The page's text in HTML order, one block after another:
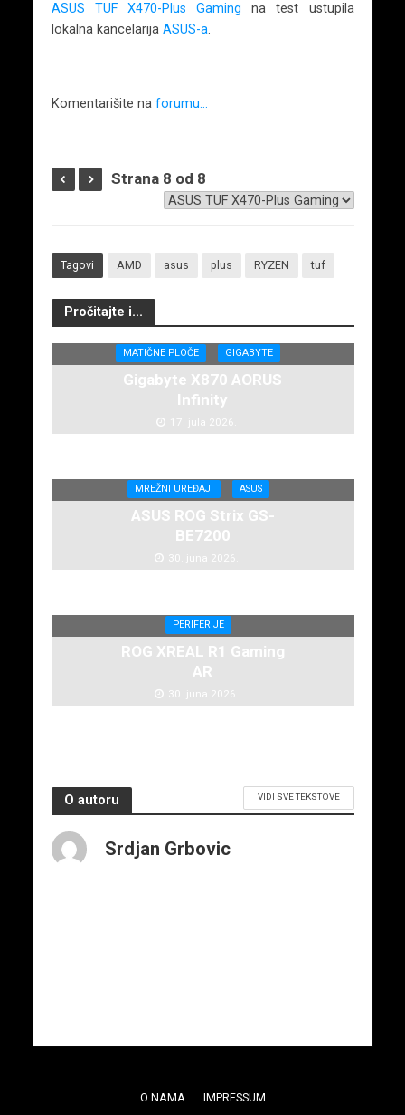
ASUS TUF X470-Plus Gaming na test ustupila
lokalna kancelarija ASUS-a
Komentarišite na forumu…
Strana 8 od 8
Tagovi AMD asus plus RYZEN tuf
Pročitajte i...
MATIČNE PLOČE GIGABYTE
Gigabyte X870 AORUS
Infinity
17. jula 2026.
MREŽNI UREĐAJI ASUS
ASUS ROG Strix GS-
BE7200
30. juna 2026.
PERIFERIJE
ROG XREAL R1 Gaming
AR
30. juna 2026.
O autoru VIDI SVE TEKSTOVE
Srdjan Grbovic
O NAMA IMPRESSUM